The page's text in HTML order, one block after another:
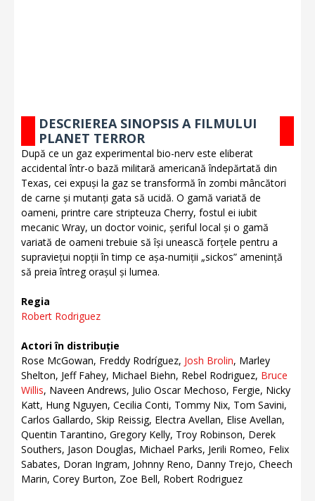
DESCRIEREA SINOPSIS A FILMULUI
PLANET TERROR
După ce un gaz experimental bio-nerv este eliberat
accidental într-o bază militară americană îndepărtată din
Texas, cei expuși la gaz se transformă în zombi mâncători
de carne și mutanți gata să ucidă. O gamă variată de
oameni, printre care stripteuza Cherry, fostul ei iubit
mecanic Wray, un doctor voinic, șeriful local și o gamă
variată de oameni trebuie să își unească forțele pentru a
supraviețui nopții în timp ce așa-numiții „sickos” amenință
să preia întreg orașul și lumea.
Regia
Robert Rodriguez
Actori în distribuție
Rose McGowan, Freddy Rodríguez, Josh Brolin, Marley
Shelton, Jeff Fahey, Michael Biehn, Rebel Rodriguez, Bruce
Willis, Naveen Andrews, Julio Oscar Mechoso, Fergie, Nicky
Katt, Hung Nguyen, Cecilia Conti, Tommy Nix, Tom Savini,
Carlos Gallardo, Skip Reissig, Electra Avellan, Elise Avellan,
Quentin Tarantino, Gregory Kelly, Troy Robinson, Derek
Southers, Jason Douglas, Michael Parks, Jerili Romeo, Felix
Sabates, Doran Ingram, Johnny Reno, Danny Trejo, Cheech
Marin, Corey Burton, Zoe Bell, Robert Rodriguez